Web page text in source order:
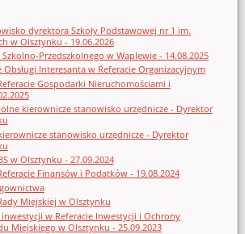
dyrektora Szkoły Podstawowej nr 1 im.
w Olsztynku - 19.06.2026
Szkolno-Przedszkolnego w Waplewie - 14.08.2025
Obsługi Interesanta w Referacie Organizacyjnym
Gospodarki Nieruchomościami i
kierownicze stanowisko urzędnicze - Dyrektor
stanowisko urzędnicze - Dyrektor
w Olsztynku - 27.09.2024
Finansów i Podatków - 19.08.2024
Miejskiej w Olsztynku
w Referacie Inwestycji i Ochrony
Miejskiego w Olsztynku - 25.09.2023